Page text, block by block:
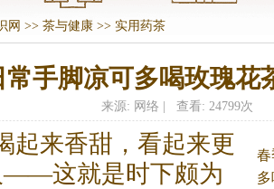
网 >> 茶与健康 >> 实用药茶
常手脚凉可多喝玫瑰花
来源: 网络 | 查看: 24799次
来香甜，看起来更
——这就是时下颇为